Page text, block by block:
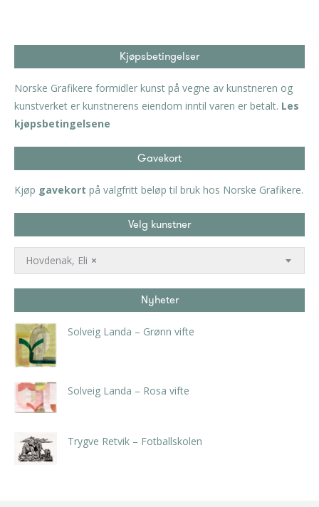
Kjøpsbetingelser
Norske Grafikere formidler kunst på vegne av kunstneren og
kunstverket er kunstnerens eiendom inntil varen er betalt. Les
kjøpsbetingelsene
Gavekort
Kjøp gavekort på valgfritt beløp til bruk hos Norske Grafikere.
Velg kunstner
×
Hovdenak, Eli
Nyheter
Solveig Landa – Grønn vifte
Solveig Landa – Rosa vifte
Trygve Retvik – Fotballskolen